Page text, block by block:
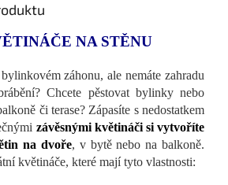
NA STĚNU
záhonu, ale nemáte zahradu
Chcete pěstovat bylinky nebo
či terase? Zápasíte s nedostatkem
závěsnými květináči si vytvoříte
na dvoře, v bytě nebo na balkoně.
květináče, které mají tyto vlastnosti: